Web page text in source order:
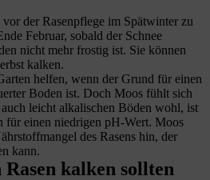
der Rasenpflege im Spätwinter zu
Februar, sobald der Schnee
nicht mehr frostig ist. Sie können
kalken.
helfen, wenn der Grund für einen
Boden ist. Doch Moos fühlt sich
leicht alkalischen Böden wohl, ist
für einen niedrigen pH-Wert. Moos
des Rasens hin, der
kann.
kalken sollten